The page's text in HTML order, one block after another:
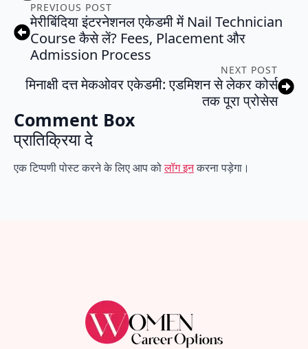
PREVIOUS POST
मेरीबिंदिया इंटरनेशनल एकेडमी में Nail Technician
Course कैसे लें? Fees, Placement और
Admission Process
NEXT POST
मिनाक्षी दत्त मेकओवर एकेडमी: एडमिशन से लेकर कोर्स
तक पूरा प्रोसेस
Comment Box
प्रातिक्रिया दे
एक टिप्पणी पोस्ट करने के लिए आप कोलॉग इनकरना पड़ेगा।